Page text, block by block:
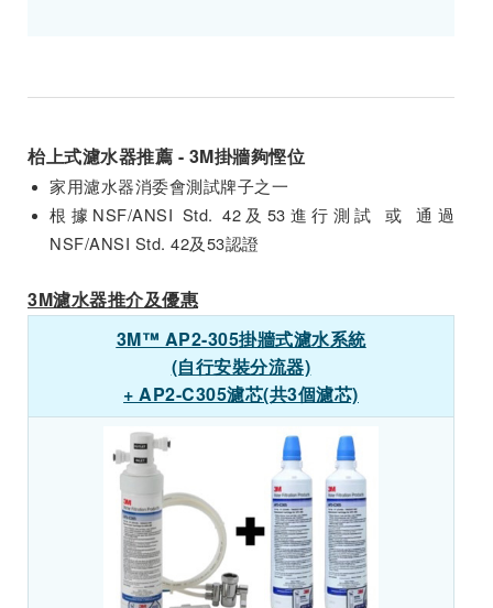
枱上式濾水器推薦 - 3M掛牆夠慳位
家用濾水器消委會測試牌子之一
根據NSF/ANSI Std. 42及53進行測試 或 通過
NSF/ANSI Std. 42及53認證
3M濾水器推介及優惠
3M™ AP2-305掛牆式濾水系統
(自行安裝分流器)
+ AP2-C305濾芯(共3個濾芯)